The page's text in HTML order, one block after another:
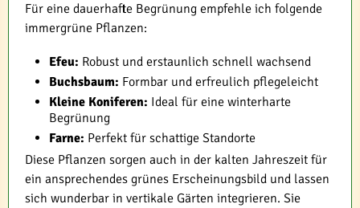
Für eine dauerhafte Begrünung empfehle ich folgende
immergrüne Pflanzen:
Efeu: Robust und erstaunlich schnell wachsend
Buchsbaum: Formbar und erfreulich pflegeleicht
Kleine Koniferen: Ideal für eine winterharte
Begrünung
Farne: Perfekt für schattige Standorte
Diese Pflanzen sorgen auch in der kalten Jahreszeit für
ein ansprechendes grünes Erscheinungsbild und lassen
sich wunderbar in vertikale Gärten integrieren. Sie